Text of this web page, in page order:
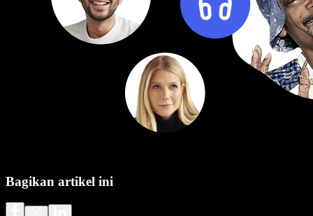
Bagikan artikel ini